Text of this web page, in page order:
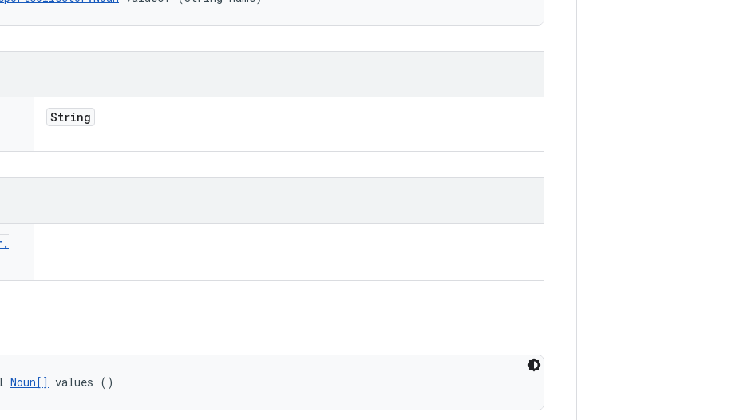
String
.
Noun[] values ()